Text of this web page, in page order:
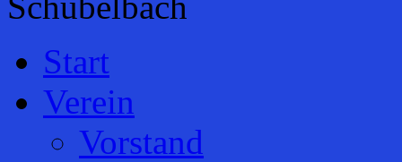
Start
Verein
Vorstand